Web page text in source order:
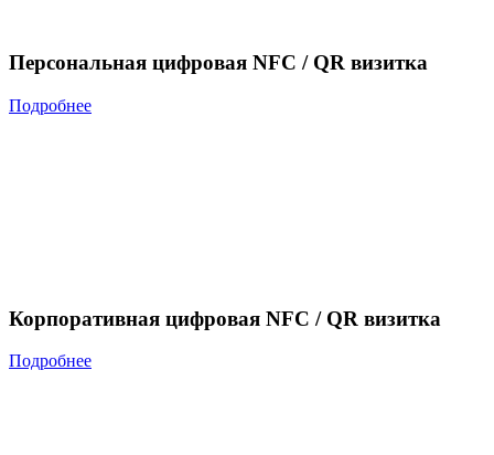
Персональная цифровая NFC / QR визитка
Подробнее
Корпоративная цифровая NFC / QR визитка
Подробнее